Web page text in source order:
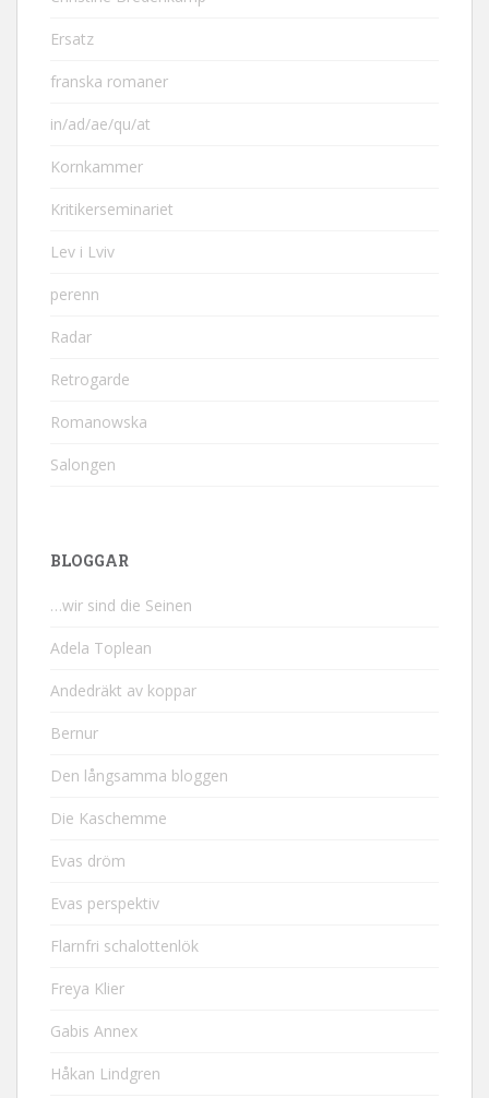
Ersatz
franska romaner
in/ad/ae/qu/at
Kornkammer
Kritikerseminariet
Lev i Lviv
perenn
Radar
Retrogarde
Romanowska
Salongen
BLOGGAR
…wir sind die Seinen
Adela Toplean
Andedräkt av koppar
Bernur
Den långsamma bloggen
Die Kaschemme
Evas dröm
Evas perspektiv
Flarnfri schalottenlök
Freya Klier
Gabis Annex
Håkan Lindgren